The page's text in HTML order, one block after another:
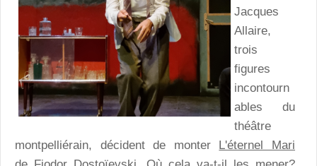
Jacques
Allaire,
trois
figures
incontourn
ables du
théâtre
montpelliérain, décident de monter L'éternel Mari